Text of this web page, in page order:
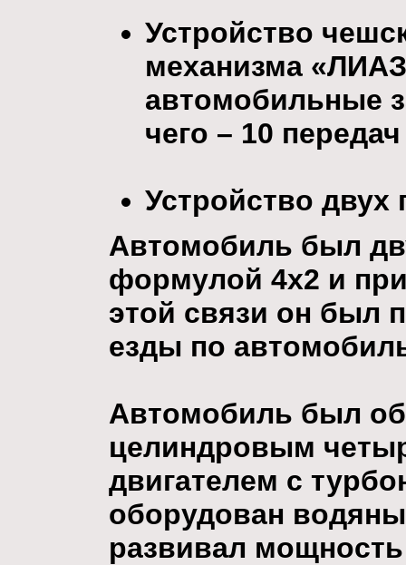
Устройство
механизма
автомобильные
чего – 10
Устройство
Автомобиль был
формулой 4х2 и
этой связи он был
езды по
Автомобиль был
целиндровым
двигателем с
оборудован
развивал мощность